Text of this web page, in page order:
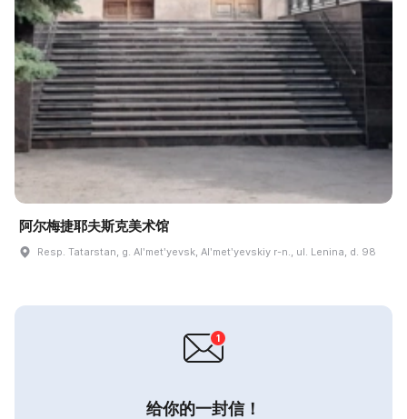
阿尔梅捷耶夫斯克美术馆
Resp. Tatarstan, g. Alʹmetʹyevsk, Alʹmetʹyevskiy r-n., ul. Lenina, d. 98
给你的一封信！